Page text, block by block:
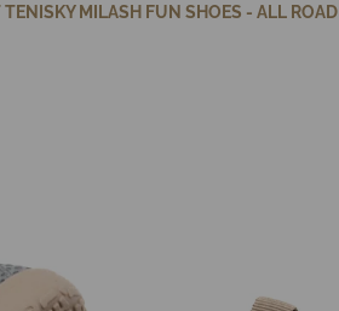
TENISKY MILASH FUN SHOES - ALL